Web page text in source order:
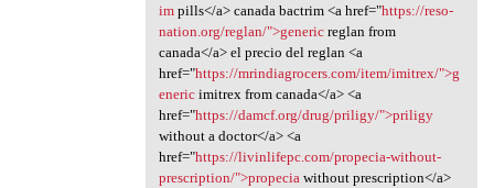
impills</a> canada bactrim <a href="https://reso-
nation.org/reglan/">genericreglan from
canada</a> el precio del reglan <a
href="https://mrindiagrocers.com/item/imitrex/">g
enericimitrex from canada</a> <a
href="https://damcf.org/drug/priligy/">priligy
without a doctor</a> <a
href="https://livinlifepc.com/propecia-without-
prescription/">propecia without prescription</a>